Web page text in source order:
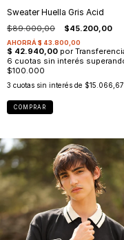
Sweater Huella Gris Acid
$89.000,00 $45.200,00
3 cuotas sin interés de $15.066,67
COMPRAR